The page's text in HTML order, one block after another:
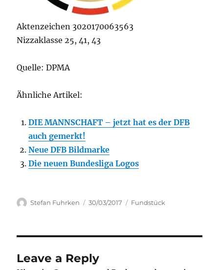
Aktenzeichen 3020170063563
Nizzaklasse 25, 41, 43
Quelle: DPMA
Ähnliche Artikel:
DIE MANNSCHAFT – jetzt hat es der DFB
auch gemerkt!
Neue DFB Bildmarke
Die neuen Bundesliga Logos
Author
Stefan Fuhrken
Posted
30/03/2017 Categories
Fundstück
Leave a Reply